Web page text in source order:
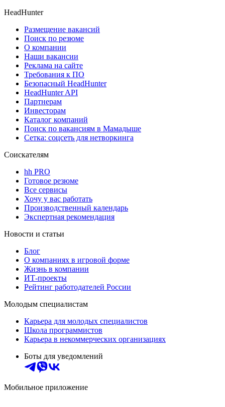
HeadHunter
Размещение вакансий
Поиск по резюме
О компании
Наши вакансии
Реклама на сайте
Требования к ПО
Безопасный HeadHunter
HeadHunter API
Партнерам
Инвесторам
Каталог компаний
Поиск по вакансиям в Мамадыше
Сетка: соцсеть для нетворкинга
Соискателям
hh PRO
Готовое резюме
Все сервисы
Хочу у вас работать
Производственный календарь
Экспертная рекомендация
Новости и статьи
Блог
О компаниях в игровой форме
Жизнь в компании
ИТ-проекты
Рейтинг работодателей России
Молодым специалистам
Карьера для молодых специалистов
Школа программистов
Карьера в некоммерческих организациях
Боты для уведомлений
Мобильное приложение